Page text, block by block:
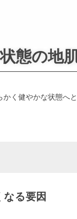
態の地
く健やかな状態へ
る要因